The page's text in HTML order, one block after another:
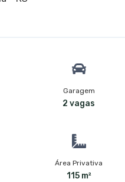
Garagem
2 vagas
Área Privativa
115 m²